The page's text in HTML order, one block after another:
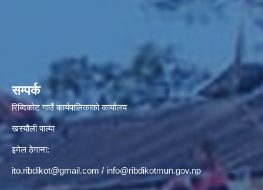
सम्पर्क
रिब्दिकोट गाउँ कार्यपालिकाको कार्यालय
खस्यौली पाल्पा
इमेल ठेगाना:
ito.ribdikot@gmail.com / info@ribdikotmun.gov.np